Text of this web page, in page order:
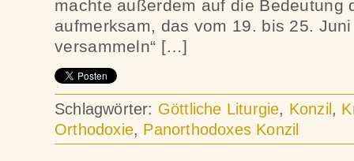
machte außerdem auf die Bedeutung
aufmerksam, das vom 19. bis 25.
versammeln“ […]
Schlagwörter: Göttliche Liturgie, Konzil ,
Orthodoxie, Panorthodoxes Konzil